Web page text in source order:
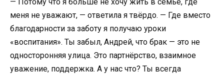
меня не уважают, — ответила я твёрдо. — Где вместо
благодарности за заботу я получаю уроки
«воспитания». Ты забыл, Андрей, что брак — это не
односторонняя улица. Это партнёрство, взаимное
уважение, поддержка. А у нас что? Ты всегда